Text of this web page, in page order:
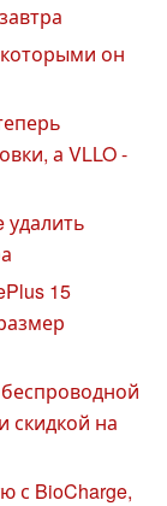
он
а VLLO -
удалить
15
скидкой на
с BioCharge,